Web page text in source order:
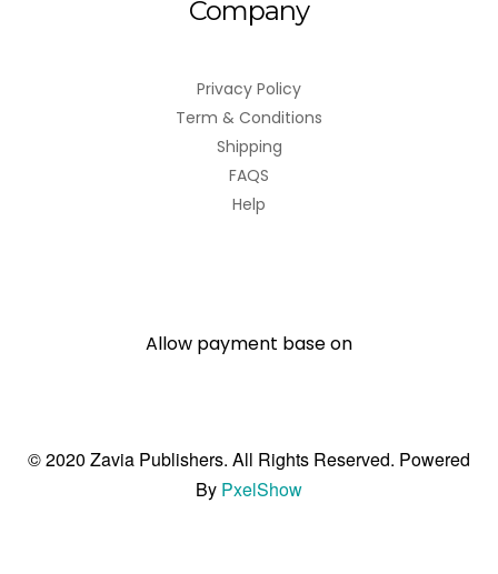
Company
Privacy Policy
Term & Conditions
Shipping
FAQS
Help
Allow payment base on
© 2020 Zavia Publishers. All Rights Reserved. Powered
By PxelShow